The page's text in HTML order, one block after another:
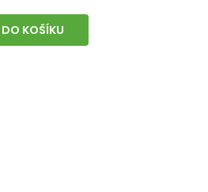
DO KOŠÍKU